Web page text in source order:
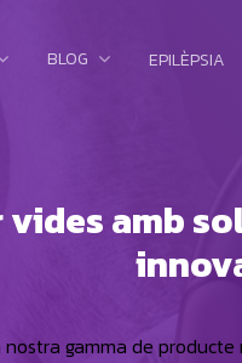
BLOG EPILÈPSIA
amb
gamma de